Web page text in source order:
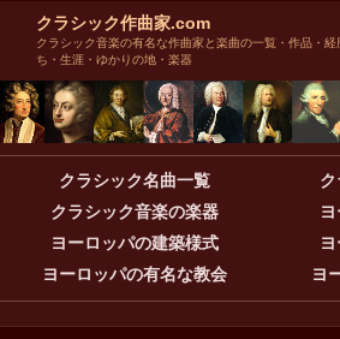
クラシック作曲家.com
クラシック音楽の有名な作曲家と楽曲の一覧・作品・
ち・生涯・ゆかりの地・楽器
クラシック名曲一覧
クラシック音楽の楽器
ヨーロッパの建築様式
ヨーロッパの有名な教会
ヨ